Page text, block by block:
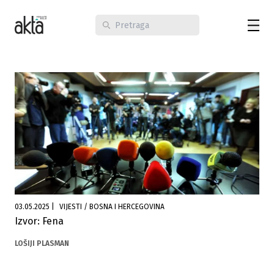
03.05.2025 VIJESTI / BOSNA I HERCEGOVINA
Izvor: Fena
LOŠIJI PLASMAN